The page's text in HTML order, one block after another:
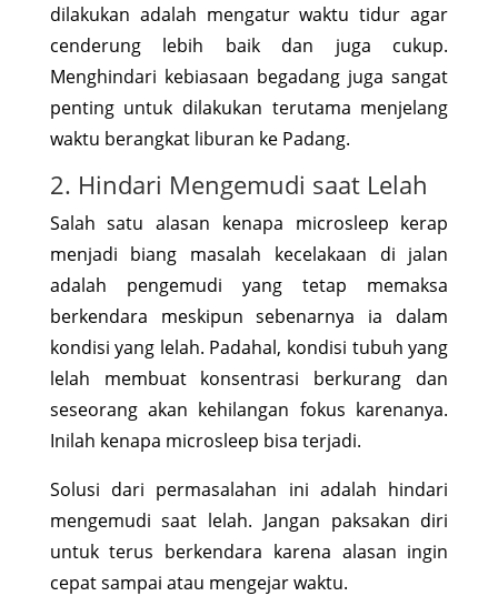
dilakukan adalah mengatur waktu tidur agar
cenderung lebih baik dan juga cukup.
Menghindari kebiasaan begadang juga sangat
penting untuk dilakukan terutama menjelang
waktu berangkat liburan ke Padang.
2. Hindari Mengemudi saat Lelah
Salah satu alasan kenapa microsleep kerap
menjadi biang masalah kecelakaan di jalan
adalah pengemudi yang tetap memaksa
berkendara meskipun sebenarnya ia dalam
kondisi yang lelah. Padahal, kondisi tubuh yang
lelah membuat konsentrasi berkurang dan
seseorang akan kehilangan fokus karenanya.
Inilah kenapa microsleep bisa terjadi.
Solusi dari permasalahan ini adalah hindari
mengemudi saat lelah. Jangan paksakan diri
untuk terus berkendara karena alasan ingin
cepat sampai atau mengejar waktu.